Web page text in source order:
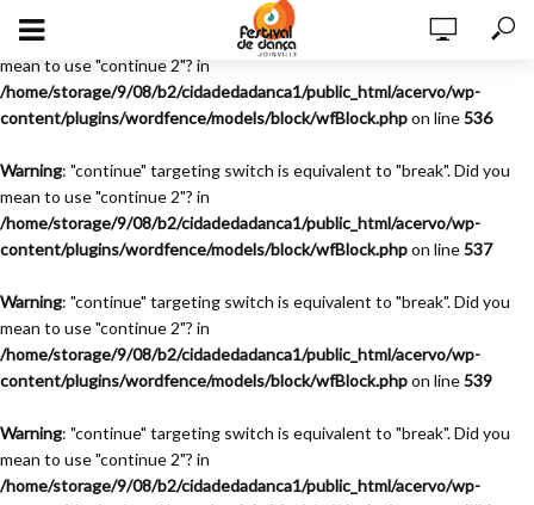
Warning
: "continue" targeting switch is equivalent to "break". Did you
mean to use "continue 2"? in
/home/storage/9/08/b2/cidadedadanca1/public_html/acervo/wp-
content/plugins/wordfence/models/block/wfBlock.phpon line536
Warning: "continue" targeting switch is equivalent to "break". Did you
mean to use "continue 2"? in
/home/storage/9/08/b2/cidadedadanca1/public_html/acervo/wp-
content/plugins/wordfence/models/block/wfBlock.phpon line537
Warning: "continue" targeting switch is equivalent to "break". Did you
mean to use "continue 2"? in
/home/storage/9/08/b2/cidadedadanca1/public_html/acervo/wp-
content/plugins/wordfence/models/block/wfBlock.phpon line539
Warning: "continue" targeting switch is equivalent to "break". Did you
mean to use "continue 2"? in
/home/storage/9/08/b2/cidadedadanca1/public_html/acervo/wp-